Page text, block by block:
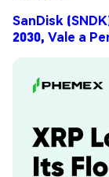
SanDisk
2030, Vale a